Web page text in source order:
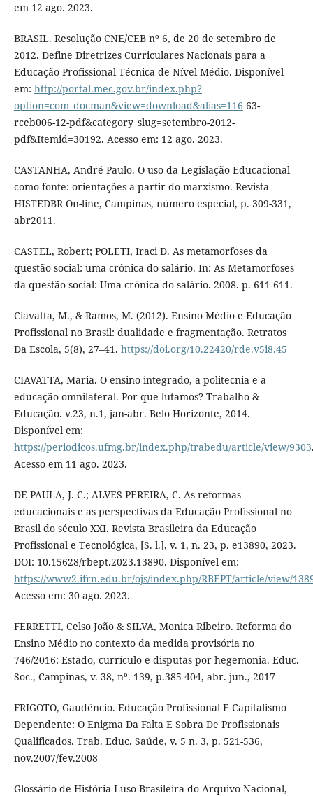
em 12 ago. 2023.
BRASIL. Resolução CNE/CEB nº 6, de 20 de setembro de
2012. Define Diretrizes Curriculares Nacionais para a
Educação Profissional Técnica de Nível Médio. Disponível
em: http://portal.mec.gov.br/index.php?
option=com_docman&view=download&alias=116 63-
rceb006-12-pdf&category_slug=setembro-2012-
pdf&Itemid=30192. Acesso em: 12 ago. 2023.
CASTANHA, André Paulo. O uso da Legislação Educacional
como fonte: orientações a partir do marxismo. Revista
HISTEDBR On-line, Campinas, número especial, p. 309-331,
abr2011.
CASTEL, Robert; POLETI, Iraci D. As metamorfoses da
questão social: uma crônica do salário. In: As Metamorfoses
da questão social: Uma crônica do salário. 2008. p. 611-611.
Ciavatta, M., & Ramos, M. (2012). Ensino Médio e Educação
Profissional no Brasil: dualidade e fragmentação. Retratos
Da Escola, 5(8), 27–41. https://doi.org/10.22420/rde.v5i8.45
CIAVATTA, Maria. O ensino integrado, a politecnia e a
educação omnilateral. Por que lutamos? Trabalho &
Educação. v.23, n.1, jan-abr. Belo Horizonte, 2014.
Disponível em:
https://periodicos.ufmg.br/index.php/trabedu/article/view/9303
Acesso em 11 ago. 2023.
DE PAULA, J. C.; ALVES PEREIRA, C. As reformas
educacionais e as perspectivas da Educação Profissional no
Brasil do século XXI. Revista Brasileira da Educação
Profissional e Tecnológica, [S. l.], v. 1, n. 23, p. e13890, 2023.
DOI: 10.15628/rbept.2023.13890. Disponível em:
https://www2.ifrn.edu.br/ojs/index.php/RBEPT/article/view/
Acesso em: 30 ago. 2023.
FERRETTI, Celso João & SILVA, Monica Ribeiro. Reforma do
Ensino Médio no contexto da medida provisória no
746/2016: Estado, currículo e disputas por hegemonia. Educ.
Soc., Campinas, v. 38, nº. 139, p.385-404, abr.-jun., 2017
FRIGOTO, Gaudêncio. Educação Profissional E Capitalismo
Dependente: O Enigma Da Falta E Sobra De Profissionais
Qualificados. Trab. Educ. Saúde, v. 5 n. 3, p. 521-536,
nov.2007/fev.2008
Glossário de História Luso-Brasileira do Arquivo Nacional,